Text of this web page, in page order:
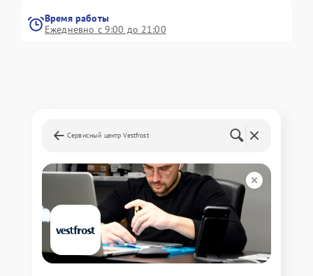
Время работы
Ежедневно с 9:00 до 21:00
Сервисный центр Vestfrost